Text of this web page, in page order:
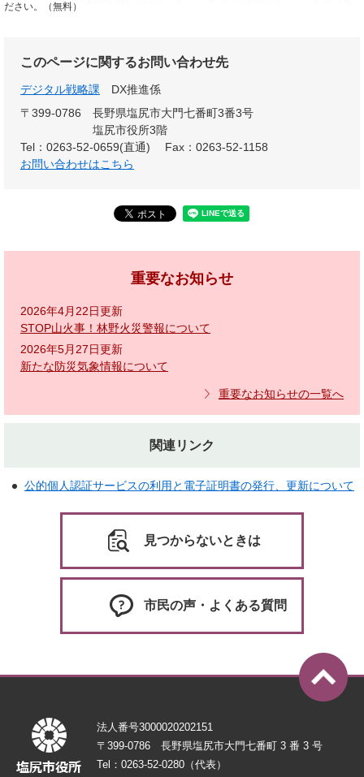
ださい。（無料）
このページに関するお問い合わせ先
デジタル戦略課
DX推進係
〒399-0786
長野県塩尻市大門七番町3番3号
塩尻市役所3階
Tel：0263-52-0659(直通)
Fax：0263-52-1158
お問い合わせはこちら
重要なお知らせ
2026年4月22日更新
STOP山火事！林野火災警報について
2026年5月27日更新
新たな防災気象情報について
重要なお知らせの一覧へ
関連リンク
公的個人認証サービスの利用と電子証明書の発行、更新について
見つからないときは
市民の声・よくある質問
法人番号3000020202151
〒399-0786 長野県塩尻市大門七番町 3 番 3 号
Tel：0263-52-0280（代表）